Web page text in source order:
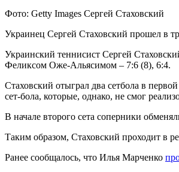
Фото: Getty Images Сергей Стаховский
Украинец Сергей Стаховский прошел в
Украинский теннисист Сергей
Феликсом Оже-Альясимом – 7:6 (8), 6:4.
Стаховский отыграл два сетбола в
сет-бола, которые, однако, не смог
В начале второго сета соперники
Таким образом, Стаховский проходит в
Ранее сообщалось, что Илья Марченко